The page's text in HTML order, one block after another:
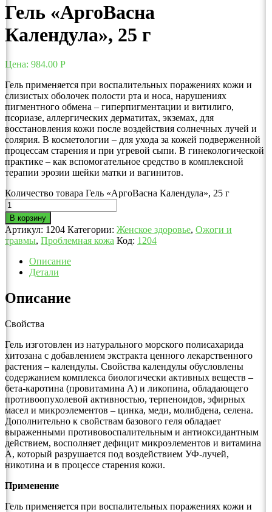
Гель «АргоВасна
Календула», 25 г
Цена: 984.00 Р
Гель применяется при воспалительных поражениях кожи и
слизистых оболочек полости рта и носа, нарушениях
пигментного обмена – гиперпигментации и витилиго,
псориазе, аллергических дерматитах, экземах, для
восстановления кожи после воздействия солнечных лучей и
солярия. В косметологии – для ухода за кожей подверженной
процессам старения и при угревой сыпи. В гинекологической
практике – как вспомогательное средство в комплексной
терапии эрозии шейки матки и вагинитов.
Количество товара Гель «АргоВасна Календула», 25 г
В корзину
Артикул: 1204 Категории: Женское здоровье, Ожоги и
травмы, Проблемная кожа Код: 1204
Описание
Детали
Описание
Свойства
Гель изготовлен из натурального морского полисахарида
хитозана с добавлением экстракта ценного лекарственного
растения – календулы. Свойства календулы обусловлены
содержанием комплекса биологически активных веществ –
бета-каротина (провитамина А) и ликопина, обладающего
противоопухолевой активностью, терпеноидов, эфирных
масел и микроэлементов – цинка, меди, молибдена, селена.
Дополнительно к свойствам базового геля обладает
выраженными противовоспалительным и антиоксидантным
действием, восполняет дефицит микроэлементов и витамина
А, который разрушается под воздействием УФ-лучей,
никотина и в процессе старения кожи.
Применение
Гель применяется при воспалительных поражениях кожи и